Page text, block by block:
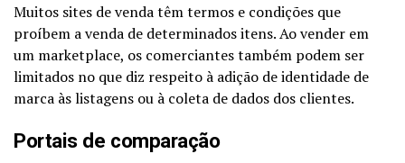
Muitos sites de venda têm termos e condições que
proíbem a venda de determinados itens. Ao vender em
um marketplace, os comerciantes também podem ser
limitados no que diz respeito à adição de identidade de
marca às listagens ou à coleta de dados dos clientes.
Portais de comparação